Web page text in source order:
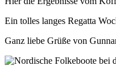
Ein tolles langes Regatta
Ganz liebe Grüße von